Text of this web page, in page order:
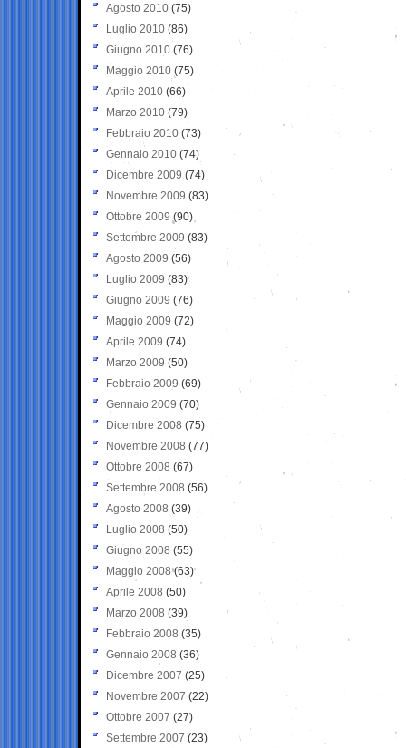
Agosto 2010 (75)
Luglio 2010 (86)
Giugno 2010 (76)
Maggio 2010 (75)
Aprile 2010 (66)
Marzo 2010 (79)
Febbraio 2010 (73)
Gennaio 2010 (74)
Dicembre 2009 (74)
Novembre 2009 (83)
Ottobre 2009 (90)
Settembre 2009 (83)
Agosto 2009 (56)
Luglio 2009 (83)
Giugno 2009 (76)
Maggio 2009 (72)
Aprile 2009 (74)
Marzo 2009 (50)
Febbraio 2009 (69)
Gennaio 2009 (70)
Dicembre 2008 (75)
Novembre 2008 (77)
Ottobre 2008 (67)
Settembre 2008 (56)
Agosto 2008 (39)
Luglio 2008 (50)
Giugno 2008 (55)
Maggio 2008(63)
Aprile 2008 (50)
Marzo 2008 (39)
Febbraio 2008 (35)
Gennaio 2008 (36)
Dicembre 2007 (25)
Novembre 2007 (22)
Ottobre 2007 (27)
Settembre 2007 (23)